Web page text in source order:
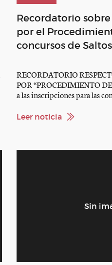
Recordatorio
por el
concursos de
RECORDATORIO
POR “PROCEDIMIENTO
a las inscripciones para las
correspondientes al
Leer noticia